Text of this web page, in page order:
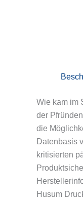
Wie kam im
der
die
Datenbasis
kritisierten
Husum